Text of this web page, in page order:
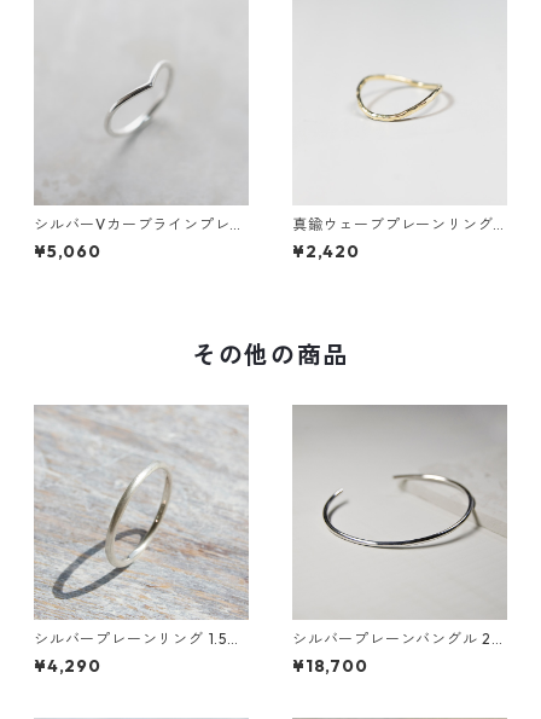
シルバーVカーブラインプレー
ンリング 1.5mm幅 鏡面｜FA-1
180
¥5,060
真鍮ウェーブプレーンリング
1.2mm幅 槌目｜FA-1011
¥2,420
その他の商品
シルバープレーンリング 1.5m
m幅 マット 3号～27号｜WKS
PLANE RING 1.5 sv matte｜SI
¥4,290
シルバープレーンバングル 2.
0mm幅 鏡面｜WKS PLANE B
ANGLE 2.0 sv mirror｜FA-6
¥18,700